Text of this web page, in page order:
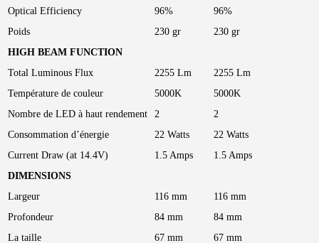
Optical Efficiency
96%
96%
Poids
230 gr
230 gr
HIGH BEAM FUNCTION
Total Luminous Flux
2255 Lm
2255 Lm
Température de couleur
5000K
5000K
Nombre de LED à haut rendement
2
2
Consommation d’énergie
22 Watts
22 Watts
Current Draw (at 14.4V)
1.5 Amps
1.5 Amps
DIMENSIONS
Largeur
116 mm
116 mm
Profondeur
84 mm
84 mm
La taille
67 mm
67 mm